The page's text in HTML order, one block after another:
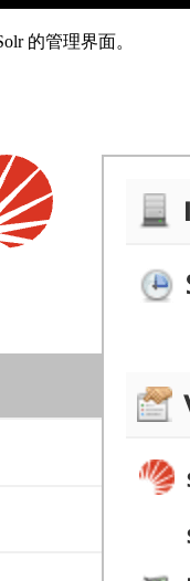
的管理界面。